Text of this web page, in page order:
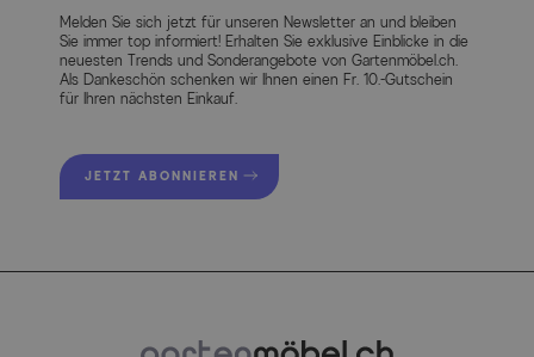
Hauptfarbe Anthrazit
Farbe Gestell Anthrazit
Melden Sie sich jetzt für unseren Newsletter an und bleiben
Sie immer top informiert! Erhalten Sie exklusive Einblicke in die
neuesten Trends und Sonderangebote von Gartenmöbel.ch.
Als Dankeschön schenken wir Ihnen einen Fr. 10.-Gutschein
für Ihren nächsten Einkauf.
JETZT ABONNIEREN